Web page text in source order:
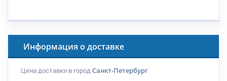
Информация о доставке
Цена доставки в городСанкт-Петербург